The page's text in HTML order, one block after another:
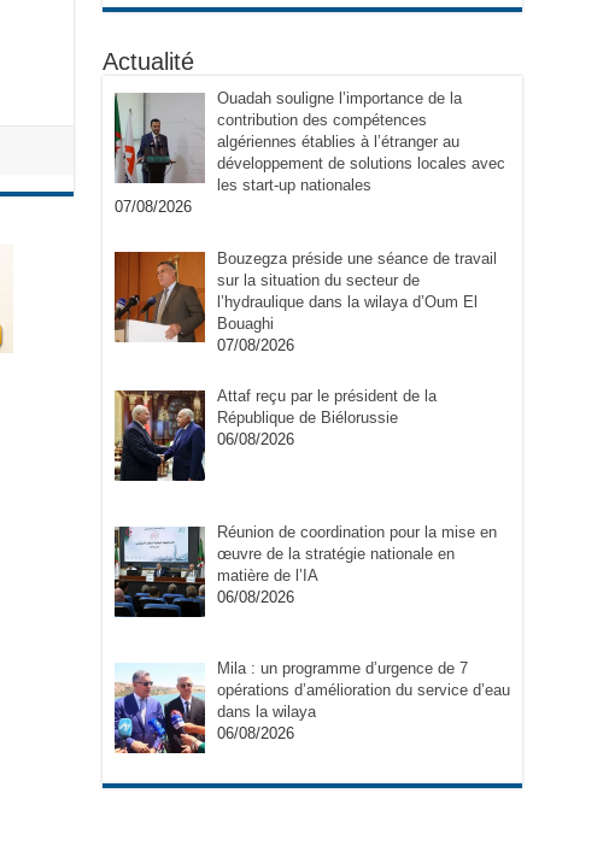
Actualité
Ouadah souligne l’importance de la
contribution des compétences
algériennes établies à l’étranger au
développement de solutions locales avec
les start-up nationales
07/08/2026
Bouzegza préside une séance de travail
sur la situation du secteur de
l’hydraulique dans la wilaya d’Oum El
Bouaghi
07/08/2026
Attaf reçu par le président de la
République de Biélorussie
06/08/2026
Réunion de coordination pour la mise en
œuvre de la stratégie nationale en
matière de l’IA
06/08/2026
Mila : un programme d’urgence de 7
opérations d’amélioration du service d’eau
dans la wilaya
06/08/2026